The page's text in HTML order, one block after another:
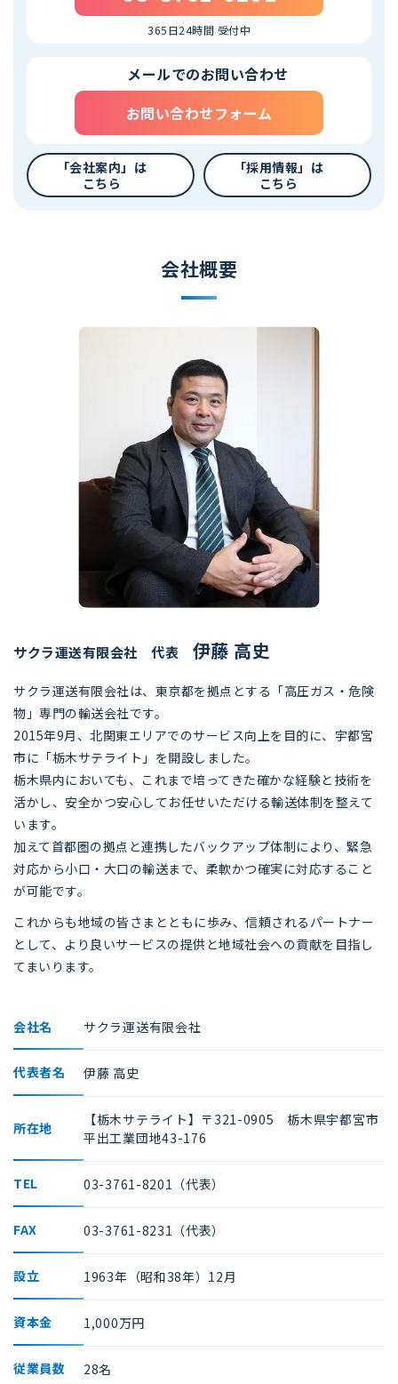
365日24時間 受付中
メールでのお問い合わせ
お問い合わせフォーム
「会社案内」は
こちら
「採用情報」は
こちら
会社概要
サクラ運送有限会社 代表 伊藤 高史
サクラ運送有限会社は、東京都を拠点とする「高圧ガス・危険
物」専門の輸送会社です。
2015年9月、北関東エリアでのサービス向上を目的に、宇都宮
市に「栃木サテライト」を開設しました。
栃木県内においても、これまで培ってきた確かな経験と技術を
活かし、安全かつ安心してお任せいただける輸送体制を整えて
います。
加えて首都圏の拠点と連携したバックアップ体制により、緊急
対応から小口・大口の輸送まで、柔軟かつ確実に対応すること
が可能です。
これからも地域の皆さまとともに歩み、信頼されるパートナー
として、より良いサービスの提供と地域社会への貢献を目指し
てまいります。
会社名 サクラ運送有限会社
代表者名 伊藤 高史
所在地
【栃木サテライト】〒321-0905 栃木県宇都宮市
平出工業団地43-176
TEL 03-3761-8201（代表）
FAX 03-3761-8231（代表）
設立 1963年（昭和38年）12月
資本金 1,000万円
従業員数 28名